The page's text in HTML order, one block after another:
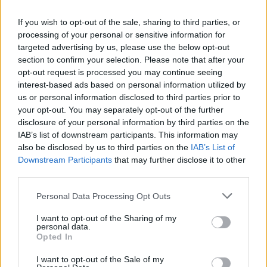
If you wish to opt-out of the sale, sharing to third parties, or
processing of your personal or sensitive information for
targeted advertising by us, please use the below opt-out
section to confirm your selection. Please note that after your
opt-out request is processed you may continue seeing
interest-based ads based on personal information utilized by
us or personal information disclosed to third parties prior to
your opt-out. You may separately opt-out of the further
disclosure of your personal information by third parties on the
IAB’s list of downstream participants. This information may
also be disclosed by us to third parties on the IAB’s List of
Downstream Participants that may further disclose it to other
Personal Data Processing Opt Outs
I want to opt-out of the Sharing of my
personal data.
Opted In
I want to opt-out of the Sale of my
θεωρούνται ζωτικής σημασίας για την
διατροφική αγωγή παιδιών και εφήβων είναι η
άσκηση σε καθημερινή βάση (για τα παιδιά
τουλάχιστον 60’ ελεύθερο ή οργανωμένο
παιχνίδι), η αποφυγή κάθε είδους οθόνης (που
επηρεάζει τον ψυχισμό, άρα και την όρεξη), η
ανάδειξη υγιών προτύπων από τα μέσα
κοινωνικής δικτύωσης (παχυσαρκία VS
ανορεξία) καθώς και η κλασσική ελληνική
συνήθεια να καθόμαστε στο οικογενειακό
τραπέζι για τα κύρια γεύματα της ημέρας.
Ακόμη, χρειάζεται να τονιστεί ότι τα παιδιά
υπακούουν σε νουθεσίες γονέων, οπότε
πρέπει να γίνεστε εσείς οι ίδιοι το παράδειγμα
μέσα στην οικογένεια!